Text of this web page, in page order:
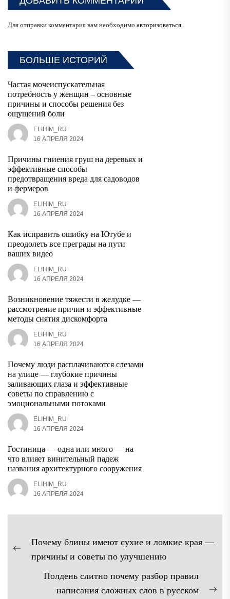
Для отправки комментария вам необходимо авторизоваться.
БОЛЬШЕ ИСТОРИЙ
Частая мочеиспускательная
потребность у женщин – основные
причины и способы решения без
ощущений боли
ELIHIM_RU
16 АПРЕЛЯ 2024
Причины гниения груш на деревьях и
эффективные способы
предотвращения вреда для садоводов
и фермеров
ELIHIM_RU
16 АПРЕЛЯ 2024
Как исправить ошибку на Ютубе и
преодолеть все преграды на пути
ваших видео
ELIHIM_RU
16 АПРЕЛЯ 2024
Возникновение тяжести в желудке —
рассмотрение причин и эффективные
методы снятия дискомфорта
ELIHIM_RU
16 АПРЕЛЯ 2024
Почему люди расплачиваются слезами
на улице — глубокие причины
заливающих глаза и эффективные
советы по справлению с
эмоциональными потоками
ELIHIM_RU
16 АПРЕЛЯ 2024
Гостиница — одна или много — на
что влияет винительный падеж
названия архитектурного сооружения
ELIHIM_RU
16 АПРЕЛЯ 2024
Навигация
по
записям
Предыдущая
Почему блины имеют сухие и ломкие края —
причины и советы по улучшению
Полдень слитно почему разбор правил
написания сложных слов в русском